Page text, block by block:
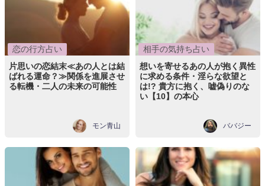
恋の行方占い
片思いの恋結末≪あの人とは結
ばれる運命？≫関係を進展させ
る転機・二人の未来の可能性
モン青山
相手の気持ち占い
想いを寄せるあの人が抱く異性
に求める条件・淫らな欲望と
は!? 貴方に抱く、嘘偽りのな
い【10】の本心
ババジー